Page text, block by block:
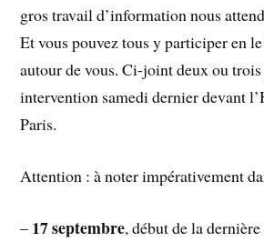
gros travail d’information nous
Et vous pouvez tous y participer en
autour de vous. Ci-joint deux ou
intervention samedi dernier devant
Paris.
Attention : à noter impérativement
– 17 septembre, début de la